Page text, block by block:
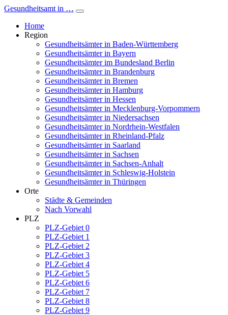
Gesundheitsamt in …
Home
Region
Gesundheitsämter in Baden-Württemberg
Gesundheitsämter in Bayern
Gesundheitsämter im Bundesland Berlin
Gesundheitsämter in Brandenburg
Gesundheitsämter in Bremen
Gesundheitsämter in Hamburg
Gesundheitsämter in Hessen
Gesundheitsämter in Mecklenburg-Vorpommern
Gesundheitsämter in Niedersachsen
Gesundheitsämter in Nordrhein-Westfalen
Gesundheitsämter in Rheinland-Pfalz
Gesundheitsämter in Saarland
Gesundheitsämter in Sachsen
Gesundheitsämter in Sachsen-Anhalt
Gesundheitsämter in Schleswig-Holstein
Gesundheitsämter in Thüringen
Orte
Städte & Gemeinden
Nach Vorwahl
PLZ
PLZ-Gebiet 0
PLZ-Gebiet 1
PLZ-Gebiet 2
PLZ-Gebiet 3
PLZ-Gebiet 4
PLZ-Gebiet 5
PLZ-Gebiet 6
PLZ-Gebiet 7
PLZ-Gebiet 8
PLZ-Gebiet 9